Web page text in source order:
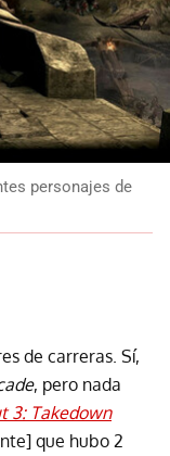
personajes de
de carreras. Sí,
, pero nada
3: Takedown
que hubo 2